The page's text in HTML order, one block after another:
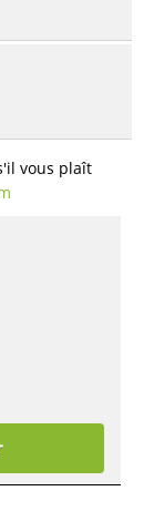
vous plaît